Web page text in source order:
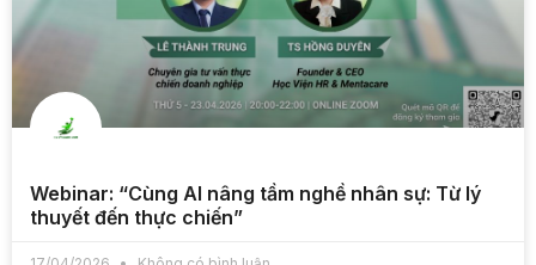
Webinar: “Cùng AI nâng tầm nghề nhân sự: Từ lý
thuyết đến thực chiến”